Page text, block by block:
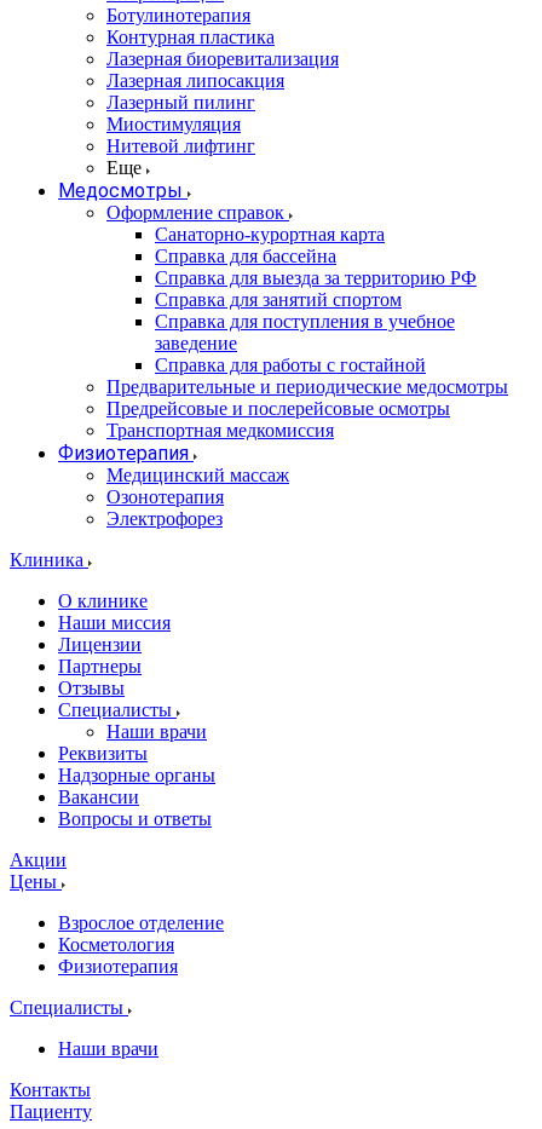
Ботулинотерапия
Контурная пластика
Лазерная биоревитализация
Лазерная липосакция
Лазерный пилинг
Миостимуляция
Нитевой лифтинг
Еще
Медосмотры
Оформление справок
Санаторно-курортная карта
Справка для бассейна
Справка для выезда за территорию РФ
Справка для занятий спортом
Справка для поступления в учебное
заведение
Справка для работы с гостайной
Предварительные и периодические медосмотры
Предрейсовые и послерейсовые осмотры
Транспортная медкомиссия
Физиотерапия
Медицинский массаж
Озонотерапия
Электрофорез
Клиника
О клинике
Наши миссия
Лицензии
Партнеры
Отзывы
Специалисты
Наши врачи
Реквизиты
Надзорные органы
Вакансии
Вопросы и ответы
Акции
Цены
Взрослое отделение
Косметология
Физиотерапия
Специалисты
Наши врачи
Контакты
Пациенту